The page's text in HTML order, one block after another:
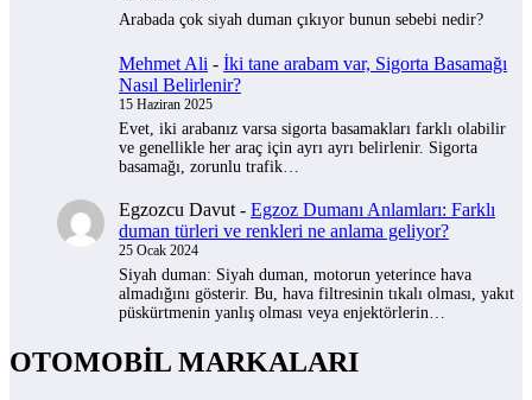
Arabada çok siyah duman çıkıyor bunun sebebi nedir?
Mehmet Ali - İki tane arabam var, Sigorta Basamağı
Nasıl Belirlenir?
15 Haziran 2025
Evet, iki arabanız varsa sigorta basamakları farklı olabilir
ve genellikle her araç için ayrı ayrı belirlenir. Sigorta
basamağı, zorunlu trafik…
Egzozcu Davut - Egzoz Dumanı Anlamları: Farklı
duman türleri ve renkleri ne anlama geliyor?
25 Ocak 2024
Siyah duman: Siyah duman, motorun yeterince hava
almadığını gösterir. Bu, hava filtresinin tıkalı olması, yakıt
püskürtmenin yanlış olması veya enjektörlerin…
OTOMOBİL MARKALARI